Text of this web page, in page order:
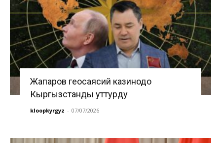
Жапаров геосаясий казинодо
Кыргызстанды уттурду
kloopkyrgyz - 07/07/2026